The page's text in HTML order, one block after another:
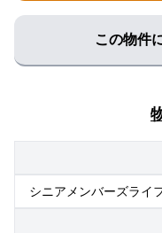
この物件
シニアメンバーズライ